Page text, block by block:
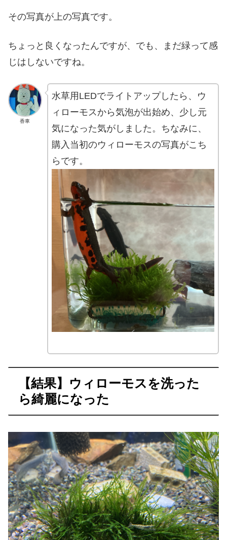
その写真が上の写真です。
ちょっと良くなったんですが、でも、まだ緑って感
じはしないですね。
香車
水草用LEDでライトアップしたら、ウ
ィローモスから気泡が出始め、少し元
気になった気がしました。ちなみに、
購入当初のウィローモスの写真がこち
らです。
【結果】ウィローモスを洗った
ら綺麗になった